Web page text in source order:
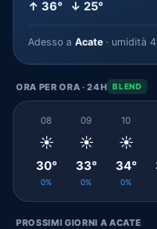
↑ 36° ↓ 25°
Adesso a Acate · umidità
ORA PER ORA · 24H BLEND
08
☀️
30°
0%
09
☀️
33°
0%
10
☀️
34°
0%
PROSSIMI GIORNI A ACATE